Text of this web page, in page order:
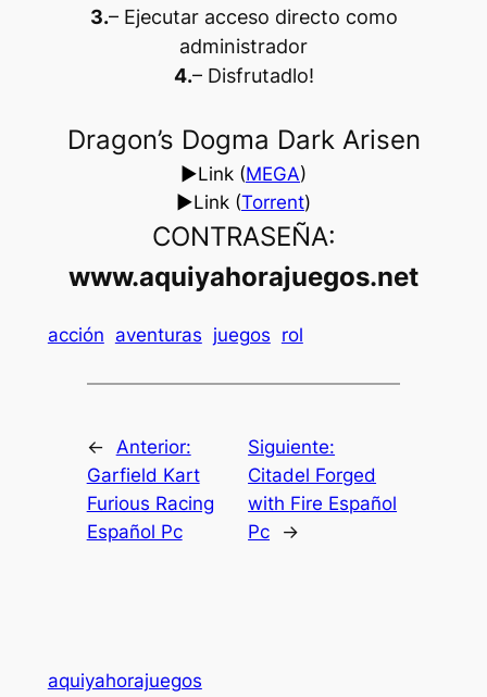
3.– Ejecutar acceso directo como
administrador
4.– Disfrutadlo!
Dragon’s Dogma Dark Arisen
►Link (MEGA)
►Link (Torrent)
CONTRASEÑA:
www.aquiyahorajuegos.net
acción aventuras juegos rol
← Anterior:
Garfield Kart
Furious Racing
Español Pc
Siguiente:
Citadel Forged
with Fire Español
Pc
→
aquiyahorajuegos